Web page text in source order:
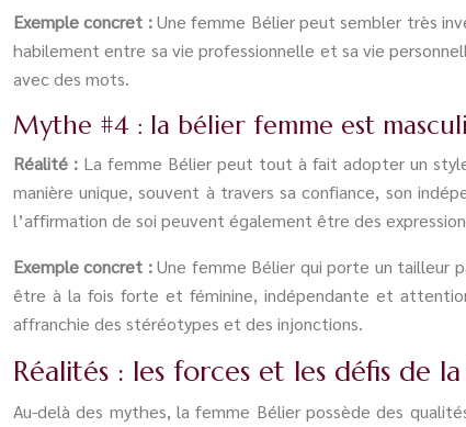
Exemple concret :Une femme Bélier peut sembler très
habilement entre sa vie professionnelle et sa vie
avec des mots.
Mythe #4 : la bélier femme est
Réalité : La femme Bélier peut tout à fait adopter un
manière unique, souvent à travers sa confiance, son
l’affirmation de soi peuvent également être des
Exemple concret :Une femme Bélier qui porte un tailleur
être à la fois forte et féminine, indépendante et
affranchie des stéréotypes et des injonctions.
Réalités : les forces et les défis de
Au-delà des mythes, la femme Bélier possède des